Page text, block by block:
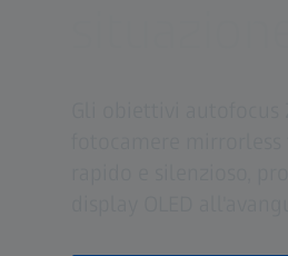
Gli obiettivi
rapido e silenzioso,
display OLED